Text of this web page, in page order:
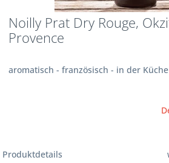
Noilly Prat Dry Rouge,
Provence
aromatisch - französisch - in der
Produktdetails